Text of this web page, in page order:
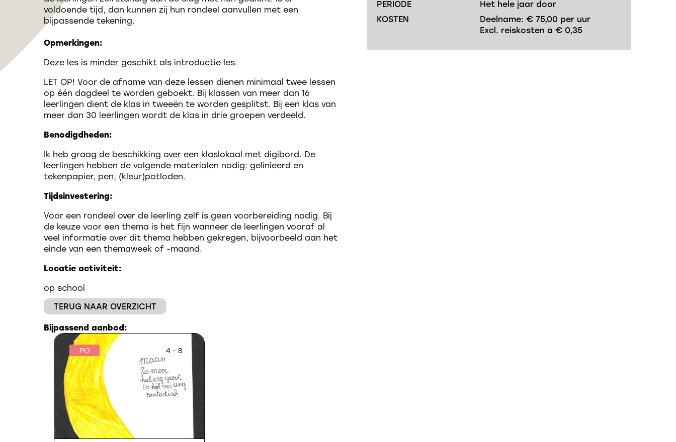
voldoende tijd, dan kunnen zij hun rondeel aanvullen met een
bijpassende tekening.
Opmerkingen:
Deze les is minder geschikt als introductie les.
LET OP! Voor de afname van deze lessen dienen minimaal twee lessen
op één dagdeel te worden geboekt. Bij klassen van meer dan 16
leerlingen dient de klas in tweeën te worden gesplitst. Bij een klas van
meer dan 30 leerlingen wordt de klas in drie groepen verdeeld.
Benodigdheden:
Ik heb graag de beschikking over een klaslokaal met digibord. De
leerlingen hebben de volgende materialen nodig: gelinieerd en
tekenpapier, pen, (kleur)potloden.
Tijdsinvestering:
Voor een rondeel over de leerling zelf is geen voorbereiding nodig. Bij
de keuze voor een thema is het fijn wanneer de leerlingen vooraf al
veel informatie over dit thema hebben gekregen, bijvoorbeeld aan het
einde van een themaweek of -maand.
Locatie activiteit:
op school
TERUG NAAR OVERZICHT
Bijpassend aanbod:
PO 4 - 8
PERIODE
Het hele jaar door
KOSTEN
Deelname: € 75,00 per uur
Excl. reiskosten a € 0,35